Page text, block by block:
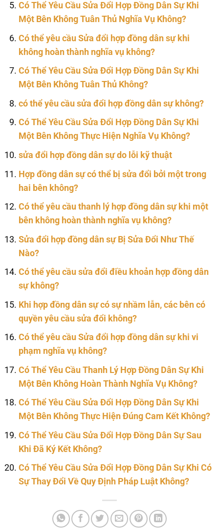
Có Thể Yêu Cầu Sửa Đổi Hợp Đồng Dân Sự Khi
Một Bên Không Tuân Thủ Nghĩa Vụ Không?
Có thể yêu cầu Sửa đổi hợp đồng dân sự khi
không hoàn thành nghĩa vụ không?
Có Thể Yêu Cầu Sửa Đổi Hợp Đồng Dân Sự Khi
Một Bên Không Tuân Thủ Không?
có thể yêu cầu sửa đổi hợp đồng dân sự không?
Có Thể Yêu Cầu Sửa Đổi Hợp Đồng Dân Sự Khi
Một Bên Không Thực Hiện Nghĩa Vụ Không?
sửa đổi hợp đồng dân sự do lỗi kỹ thuật
Hợp đồng dân sự có thể bị sửa đổi bởi một trong
hai bên không?
Có thể yêu cầu thanh lý hợp đồng dân sự khi một
bên không hoàn thành nghĩa vụ không?
Sửa đổi hợp đồng dân sự Bị Sửa Đổi Như Thế
Nào?
Có thể yêu cầu sửa đổi điều khoản hợp đồng dân
sự không?
Khi hợp đồng dân sự có sự nhầm lẫn, các bên có
quyền yêu cầu sửa đổi không?
Có thể yêu cầu Sửa đổi hợp đồng dân sự khi vi
phạm nghĩa vụ không?
Có Thể Yêu Cầu Thanh Lý Hợp Đồng Dân Sự Khi
Một Bên Không Hoàn Thành Nghĩa Vụ Không?
Có Thể Yêu Cầu Sửa Đổi Hợp Đồng Dân Sự Khi
Một Bên Không Thực Hiện Đúng Cam Kết Không?
Có Thể Yêu Cầu Sửa Đổi Hợp Đồng Dân Sự Sau
Khi Đã Ký Kết Không?
Có Thể Yêu Cầu Sửa Đổi Hợp Đồng Dân Sự Khi Có
Sự Thay Đổi Về Quy Định Pháp Luật Không?